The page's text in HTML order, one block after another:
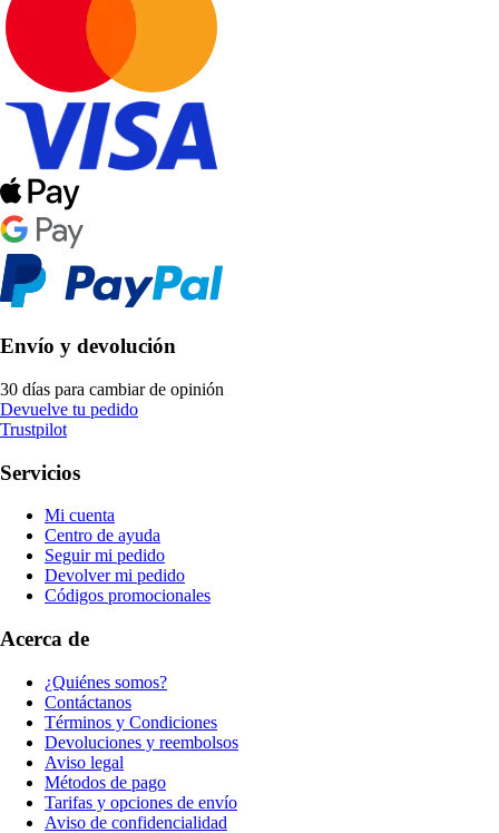
Envío y devolución
30 días para cambiar de opinión
Devuelve tu pedido
Trustpilot
Servicios
Mi cuenta
Centro de ayuda
Seguir mi pedido
Devolver mi pedido
Códigos promocionales
Acerca de
¿Quiénes somos?
Contáctanos
Términos y Condiciones
Devoluciones y reembolsos
Aviso legal
Métodos de pago
Tarifas y opciones de envío
Aviso de confidencialidad